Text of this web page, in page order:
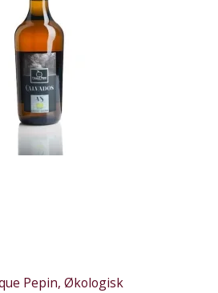
Pepin, Økologisk